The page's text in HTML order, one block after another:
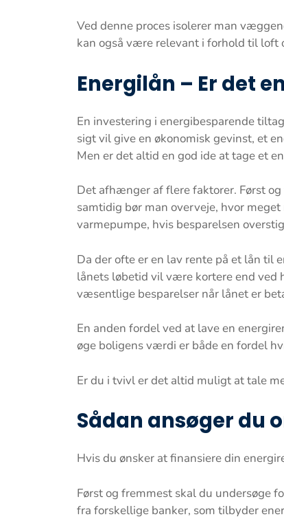
Ved denne proces isolerer man
kan også være relevant i forhold til loft
Energilån – Er det
En investering i energibesparende
sigt vil give en økonomisk gevinst, et
Men er det altid en god ide at tage et
Det afhænger af flere faktorer. Først
samtidig bør man overveje, hvor
varmepumpe, hvis besparelsen
Da der ofte er en lav rente på et lån
lånets løbetid vil være kortere end ved
væsentlige besparelser når lånet er
En anden fordel ved at lave en
øge boligens værdi er både en fordel
Er du i tvivl er det altid muligt at tale
Sådan ansøger du
Hvis du ønsker at finansiere din
Først og fremmest skal du undersøge
fra forskellige banker, som tilbyder